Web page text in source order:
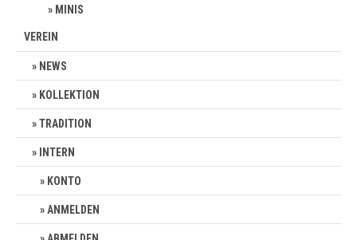
MINIS
VEREIN
NEWS
KOLLEKTION
TRADITION
INTERN
KONTO
ANMELDEN